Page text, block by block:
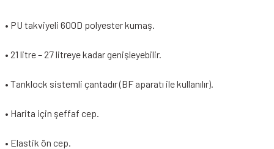
• PU takviyeli 600D polyester kumaş.
• 21 litre – 27 litreye kadar genişleyebilir.
• Tanklock sistemli çantadır (BF aparatı ile kullanılır).
• Harita için şeffaf cep.
• Elastik ön cep.